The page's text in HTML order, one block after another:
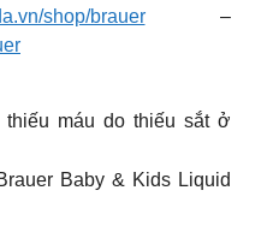
shop/brauer–
máu do thiếu sắt ở
Baby & Kids Liquid